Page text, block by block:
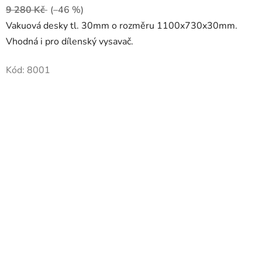
9 280 Kč (–46 %)
Vakuová desky tl. 30mm o rozměru 1100x730x30mm.
Vhodná i pro dílenský vysavač.
Kód: 8001